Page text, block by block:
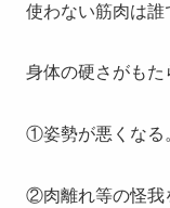
使わない筋肉は誰
身体の硬さがもた
①姿勢が悪くなる
②肉離れ等の怪我